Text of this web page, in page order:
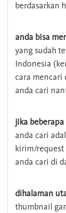
berdasarkan
anda bisa
yang sudah
Indonesia
cara mencari
anda cari
jika
anda cari
kirim/request
anda cari di
dihalaman
thumbnail